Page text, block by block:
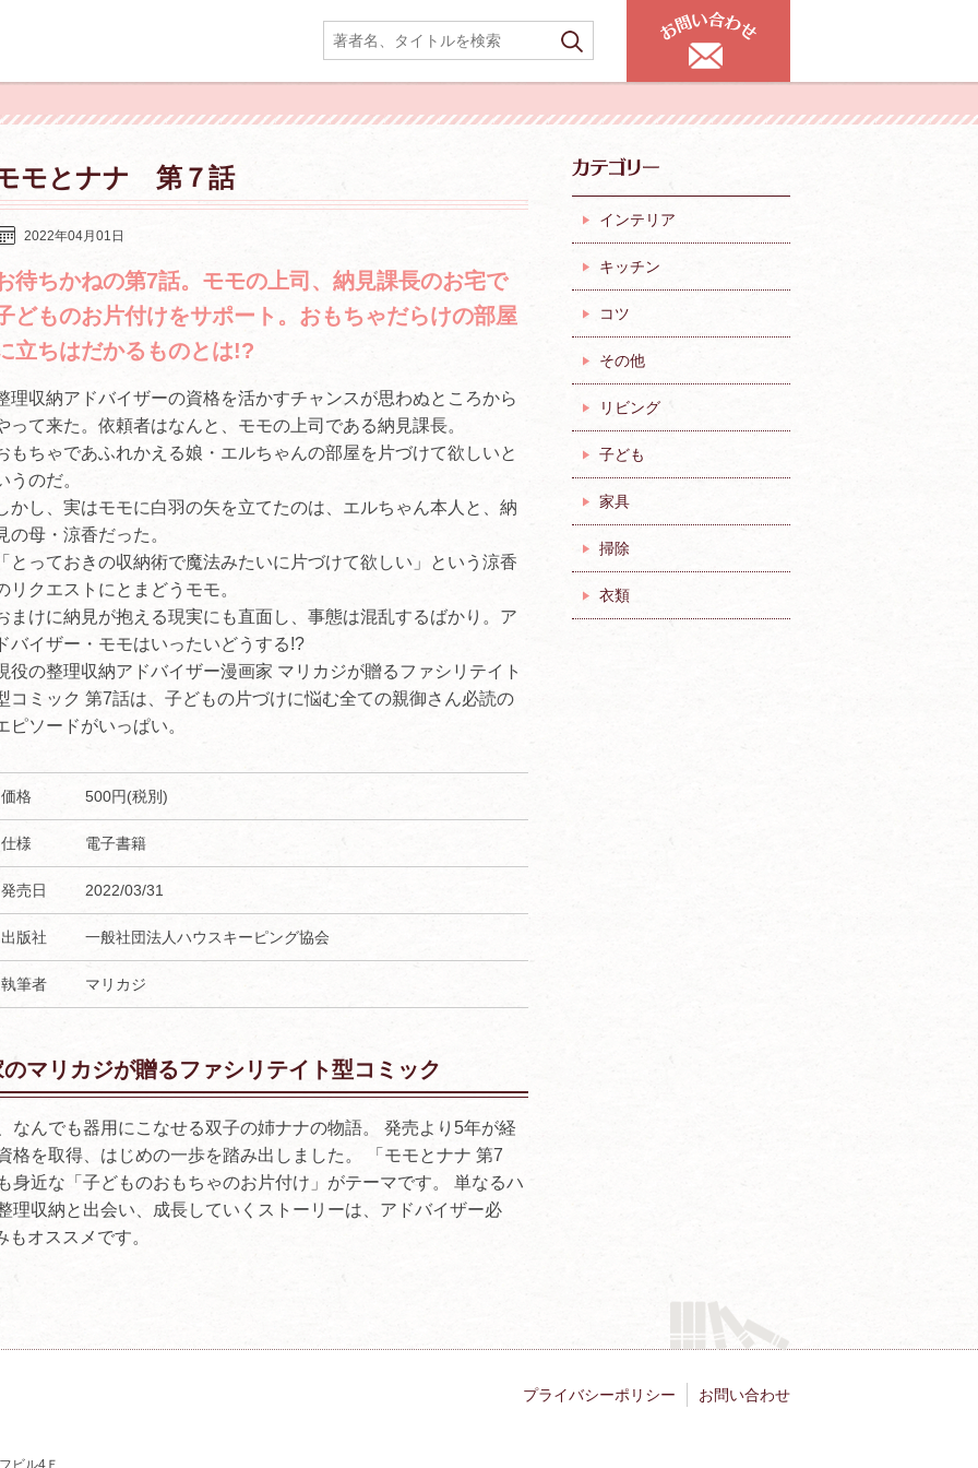
モとナナ 第７話
2022年04月01日
待ちかねの第7話。モモの上司、納見課長のお宅で
どものお片付けをサポート。おもちゃだらけの部屋
立ちはだかるものとは!?
理収納アドバイザーの資格を活かすチャンスが思わぬところから
って来た。依頼者はなんと、モモの上司である納見課長。
もちゃであふれかえる娘・エルちゃんの部屋を片づけて欲しいと
うのだ。
かし、実はモモに白羽の矢を立てたのは、エルちゃん本人と、納
の母・涼香だった。
とっておきの収納術で魔法みたいに片づけて欲しい」という涼香
リクエストにとまどうモモ。
まけに納見が抱える現実にも直面し、事態は混乱するばかり。ア
バイザー・モモはいったいどうする!?
役の整理収納アドバイザー漫画家 マリカジが贈るファシリテイト
コミック 第7話は、子どもの片づけに悩む全ての親御さん必読の
ピソードがいっぱい。
価格 500円(税別)
仕様 電子書籍
発売日 2022/03/31
出版社 一般社団法人ハウスキーピング協会
執筆者 マリカジ
マリカジが贈るファシリテイト型コミック
なんでも器用にこなせる双子の姉ナナの物語。 発売より5年が経
格を取得、はじめの一歩を踏み出しました。 「モモとナナ 第7
身近な「子どものおもちゃのお片付け」がテーマです。 単なるハ
理収納と出会い、成長していくストーリーは、アドバイザー必
オススメです。
インテリア
キッチン
コツ
その他
リビング
子ども
家具
掃除
衣類
プライバシーポリシー お問い合わせ